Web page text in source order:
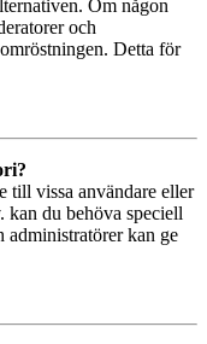
Om någon
och
Detta för
till vissa användare eller
kan du behöva speciell
administratörer kan ge